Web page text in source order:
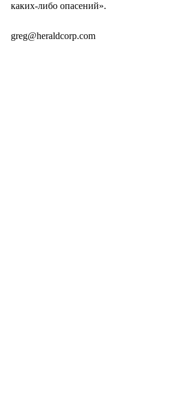
каких-либо опасений».
greg@heraldcorp.com